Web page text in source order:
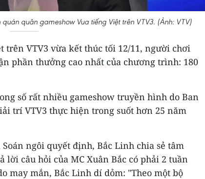
quân gameshow Vua tiếng Việt trên VTV3. (Ảnh: VTV)
trên VTV3 vừa kết thúc tối 12/11, người chơi
phần thưởng cao nhất của chương trình: 180
số rất nhiều gameshow truyền hình do Ban
trí VTV3 thực hiện trong suốt hơn 25 năm
ngôi quyết định, Bắc Linh chia sẻ tâm
câu hỏi của MC Xuân Bắc có phải 2 tuần
may mắn, Bắc Linh dí dỏm: "Theo một bộ